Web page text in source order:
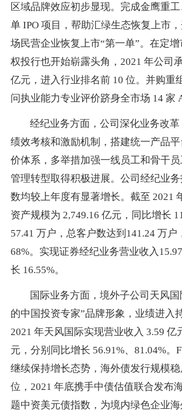
区域品牌效应初步显现。完成金鹰重
单 IPO 项目，帮助汇绿生态恢复上市
场民营企业恢复上市“第一单”。在定
权投行也开始崭露头角，2021 年公司
亿元，进入行业排名前 10 位。并购重
问执业能力专业评价跻身全市场 14 家
经纪业务方面，公司深化业务改
绩效考核和激励机制，搭建统一产品
价体系，多举措加强一线员工和骨干
管理转型取得积极进展。公司经纪业
数均较上年度有显著增长。截至 2021
资产规模为 2,749.16 亿元，同比增长
57.41 万户，总客户数达到141.24 万户
68%。实现证券经纪业务营业收入
长 16.55%。
国际业务方面，境外子公司天风
的中国投资专家”品牌形象，业绩进入
2021 年天风国际实现营业收入 3.59 亿
元，分别同比增长 56.91%、81.04%。
继续保持增长态势，海外债发行规模
位，2021 年底携手中债估值联合发布
题中资美元债指数，为境内绿色企业